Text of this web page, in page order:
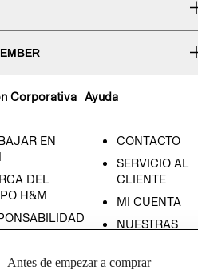
Corporativa
EN
DEL
H&M
Ayuda
CONTACTO
SERVICIO AL
CLIENTE
MI CUENTA
NUESTRAS
Antes de empezar a comprar